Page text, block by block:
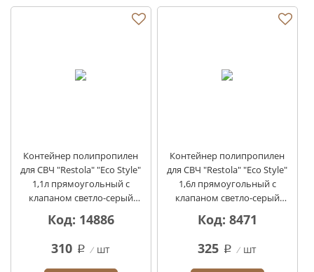
Контейнер полипропилен
для СВЧ "Restola" "Eco Style"
1,1л прямоугольный с
клапаном светло-серый
Код: 14886
310 q шт
Контейнер полипропилен
для СВЧ "Restola" "Eco Style"
1,6л прямоугольный с
клапаном светло-серый
Код: 8471
325 q шт